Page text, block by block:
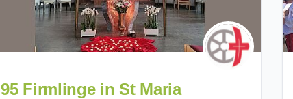
95 Firmlinge in St Maria